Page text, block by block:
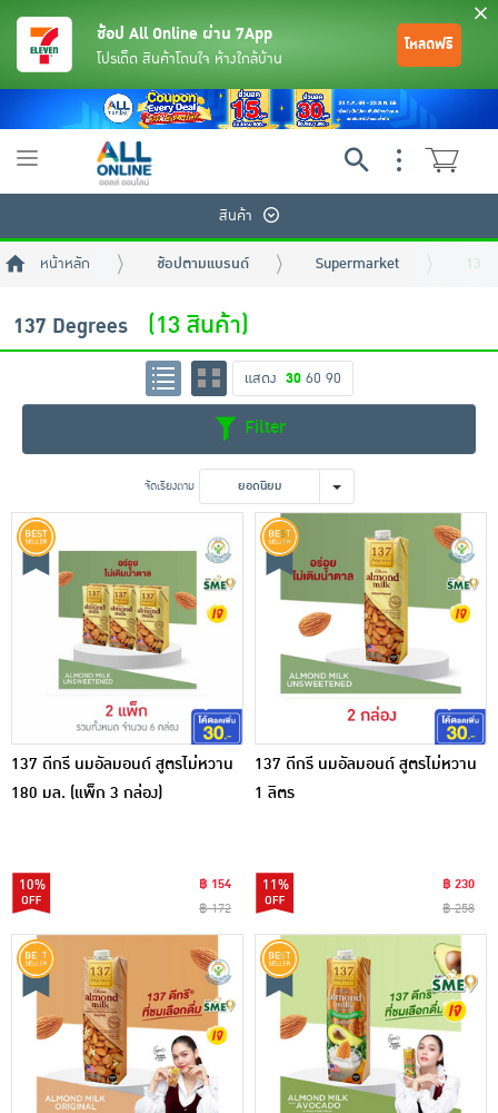
เครื่องปรุงรสและของแห้ง
ขนมขบเคี้ยว และช็อคโกแลต
อาหารสด ผัก ผลไม้และเบเกอรี่
ช้อป All Online ผ่าน 7App
โปรเด็ด สินค้าโดนใจ ห้างใกล้บ้าน
โหลดฟรี
Toggle
สินค้า
หน้าหลัก ช้อปตามแบรนด์ Supermarket 137
137 Degrees (13 สินค้า)
แสดง 30 60 90
Filter
จัดเรียงตาม ยอดนิยม
137 ดีกรี นมอัลมอนด์ สูตรไม่หวาน
180 มล. (แพ็ก 3 กล่อง)
10%
฿ 154
฿ 172
137 ดีกรี นมอัลมอนด์ สูตรไม่หวาน
1 ลิตร
11%
฿ 230
฿ 258